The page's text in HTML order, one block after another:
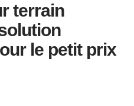
terrain
le petit prix